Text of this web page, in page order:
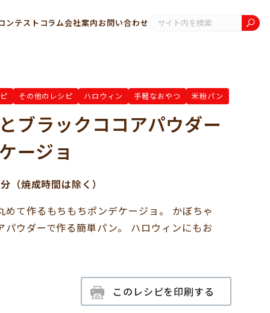
ンテスト コラム会社案内お問い合わせ
その他のレシピ ハロウィン 手軽なおやつ 米粉パン
ブラックココアパウダー
ージョ
（焼成時間は除く）
めて作るもちもちポンデケージョ。 かぼちゃ
パウダーで作る簡単パン。 ハロウィンにもお
このレシピを印刷する